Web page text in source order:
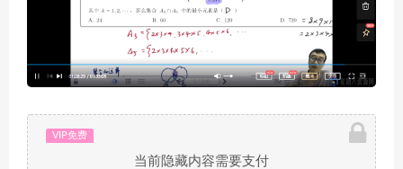
VIP免费
当前隐藏内容需要支付